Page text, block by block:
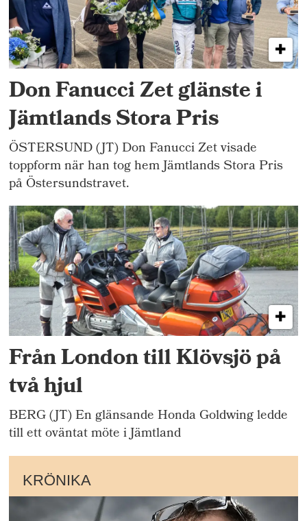
Don Fanucci Zet glänste i
Jämtlands Stora Pris
ÖSTERSUND (JT) Don Fanucci Zet visade
toppform när han tog hem Jämtlands Stora Pris
på Östersundstravet.
Från London till Klövsjö på
två hjul
BERG (JT) En glänsande Honda Goldwing ledde
till ett oväntat möte i Jämtland
KRÖNIKA